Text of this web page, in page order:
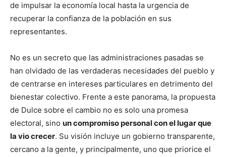
de impulsar la economía local hasta la urgencia de
recuperar la confianza de la población en sus
representantes.
No es un secreto que las administraciones pasadas se
han olvidado de las verdaderas necesidades del pueblo y
de centrarse en intereses particulares en detrimento del
bienestar colectivo. Frente a este panorama, la propuesta
de Dulce sobre el cambio no es solo una promesa
electoral, sino un compromiso personal con el lugar que
la vio crecer. Su visión incluye un gobierno transparente,
cercano a la gente, y principalmente, uno que priorice el